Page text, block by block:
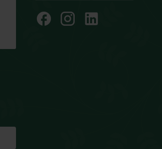
facebook